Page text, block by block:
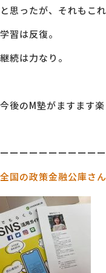
と思ったが、それもこ
学習は反復。
継続は力なり。
今後のM塾がますます楽
ーーーーーーーーーー
全国の政策金融公庫さ